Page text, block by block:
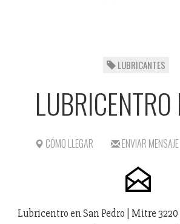
LUBRICANTES
CÓMO LLEGAR ENVIAR MENSAJE
Lubricentro en San Pedro | Mitre